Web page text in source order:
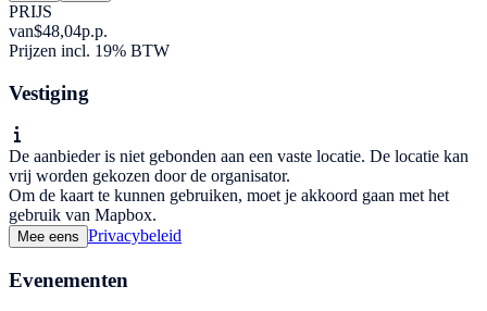
PRIJS
van$48,04p.p.
Prijzen incl. 19% BTW
Vestiging
De aanbieder is niet gebonden aan een vaste locatie. De locatie kan
vrij worden gekozen door de organisator.
Om de kaart te kunnen gebruiken, moet je akkoord gaan met het
gebruik van Mapbox.
Mee eens Privacybeleid
Evenementen